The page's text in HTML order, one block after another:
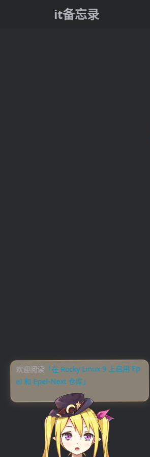
it备忘录
欢迎阅读 「在 Rocky Linux 9 上启用 Ep
el 和 Epel-Next 仓库」